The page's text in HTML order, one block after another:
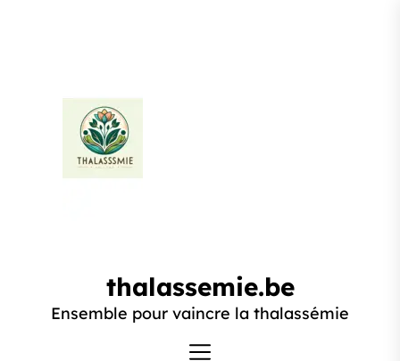
thalassemie.be
thalassemie.be
Ensemble pour vaincre la thalassémie